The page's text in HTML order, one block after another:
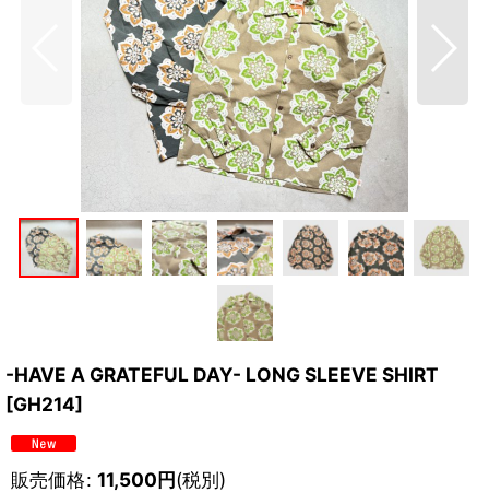
-HAVE A GRATEFUL DAY- LONG SLEEVE SHIRT
[GH214]
販売価格: 11,500円(税別)